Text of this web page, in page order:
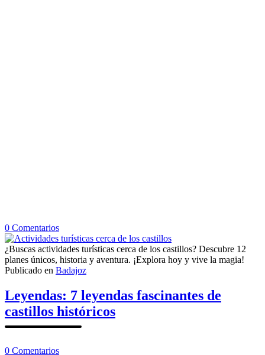
0 Comentariosen
Actividades
turísticas
cerca
de
castillos
¿Buscas actividades turísticas cerca de los castillos? Descubre 12
planes únicos, historia y aventura. ¡Explora hoy y vive la magia!
Publicado en Badajoz
Leyendas: 7 leyendas fascinantes de
castillos históricos
0 Comentariosen